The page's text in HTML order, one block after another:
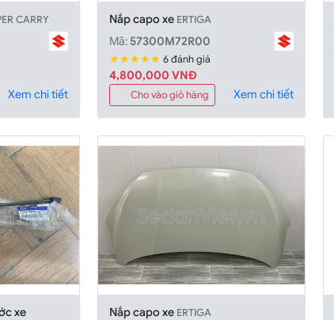
CARRY
Xem chi tiết
Nắp capo xe ERTIGA
Mã: 57300M72R00
★★★★★ 6 đánh giá
4,800,000 VNĐ
Cho vào giỏ hàng Xem chi tiết
xe Nắp capo xe ERTIGA